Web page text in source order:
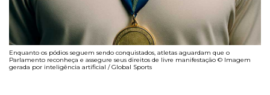
Enquanto os pódios seguem sendo conquistados, atletas aguardam que o
Parlamento reconheça e assegure seus direitos de livre manifestação © Imagem
gerada por inteligência artificial / Global Sports